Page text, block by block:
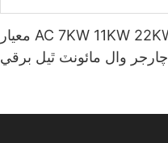
معيار AC 7KW 11KW 22KW ev
چارجر وال مائونٽ ٿيل برقي